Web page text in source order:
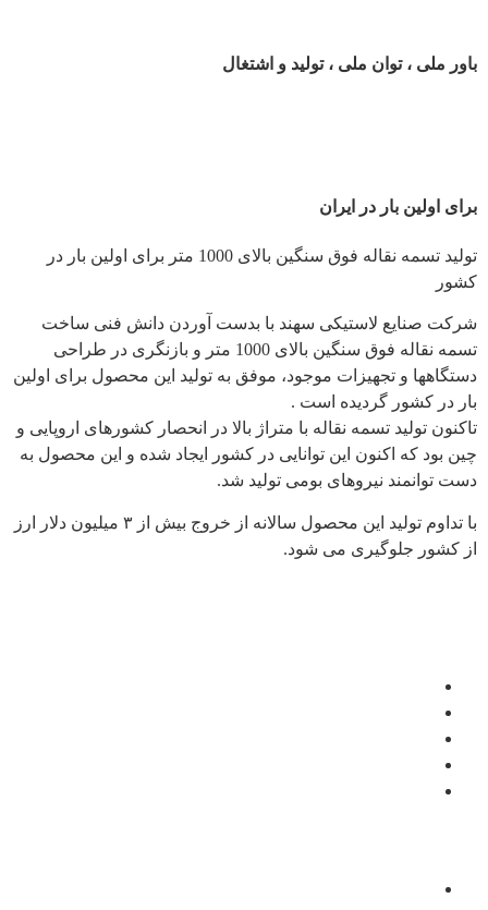
باور ملی ، توان ملی ، تولید و اشتغال
برای اولین بار در ایران
تولید تسمه نقاله فوق سنگین بالای 1000 متر برای اولین بار در
کشور
شرکت صنایع لاستیکی سهند با بدست آوردن دانش فنی ساخت
تسمه نقاله فوق سنگین بالای 1000 متر و بازنگری در طراحی
دستگاهها و تجهیزات موجود، موفق به تولید این محصول برای اولین
بار در کشور گردیده است .
تاکنون تولید تسمه نقاله با متراژ بالا در انحصار کشورهای اروپایی و
چین بود که اکنون این توانایی در کشور ایجاد شده و این محصول به
دست توانمند نیروهای بومی تولید شد.
با تداوم تولید این محصول سالانه از خروج بیش از ۳ میلیون دلار ارز
از کشور جلوگیری می شود.